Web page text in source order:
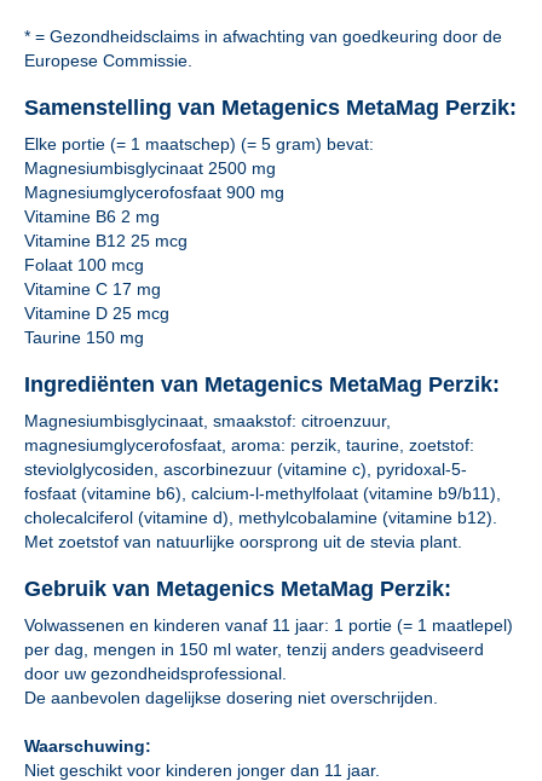
* = Gezondheidsclaims in afwachting van goedkeuring door de
Europese Commissie.
Samenstelling van Metagenics MetaMag Perzik:
Elke portie (= 1 maatschep) (= 5 gram) bevat:
Magnesiumbisglycinaat 2500 mg
Magnesiumglycerofosfaat 900 mg
Vitamine B6 2 mg
Vitamine B12 25 mcg
Folaat 100 mcg
Vitamine C 17 mg
Vitamine D 25 mcg
Taurine 150 mg
Ingrediënten van Metagenics MetaMag Perzik:
Magnesiumbisglycinaat, smaakstof: citroenzuur,
magnesiumglycerofosfaat, aroma: perzik, taurine, zoetstof:
steviolglycosiden, ascorbinezuur (vitamine c), pyridoxal-5-
fosfaat (vitamine b6), calcium-l-methylfolaat (vitamine b9/b11),
cholecalciferol (vitamine d), methylcobalamine (vitamine b12).
Met zoetstof van natuurlijke oorsprong uit de stevia plant.
Gebruik van Metagenics MetaMag Perzik:
Volwassenen en kinderen vanaf 11 jaar: 1 portie (= 1 maatlepel)
per dag, mengen in 150 ml water, tenzij anders geadviseerd
door uw gezondheidsprofessional.
De aanbevolen dagelijkse dosering niet overschrijden.
Waarschuwing:
Niet geschikt voor kinderen jonger dan 11 jaar.